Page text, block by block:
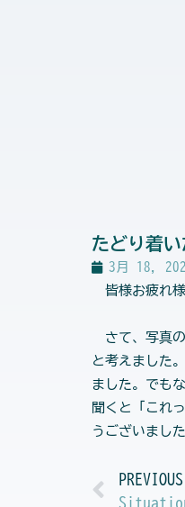
たどり着い
3月 18,
皆様お疲れ様
さて、写真の
と考えました
ました。でも
聞くと「これ
うございまし
Prev
PREVIOUS